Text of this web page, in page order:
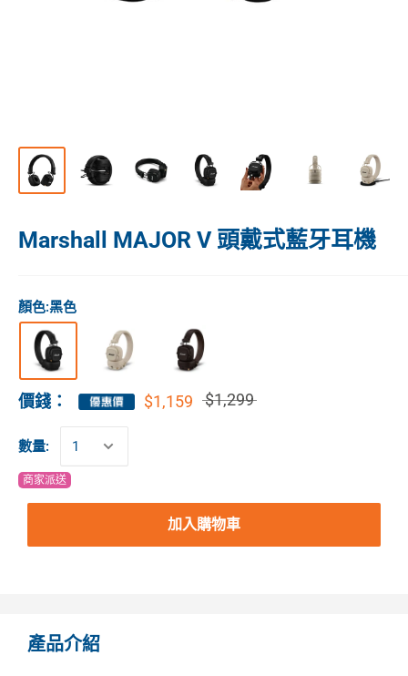
Marshall MAJOR V 頭戴式藍牙耳機
顏色:黑色
價錢： $1,159 $1,299
數量:
商家派送
加入購物車
產品介紹